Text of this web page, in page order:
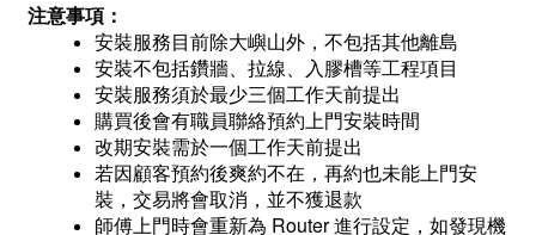
注意事項：
安裝服務目前除大嶼山外，不包括其他離島
安裝不包括鑽牆、拉線、入膠槽等工程項目
安裝服務須於最少三個工作天前提出
購買後會有職員聯絡預約上門安裝時間
改期安裝需於一個工作天前提出
若因顧客預約後爽約不在，再約也未能上門安
裝，交易將會取消，並不獲退款
師傅上門時會重新為 Router 進行設定，如發現機